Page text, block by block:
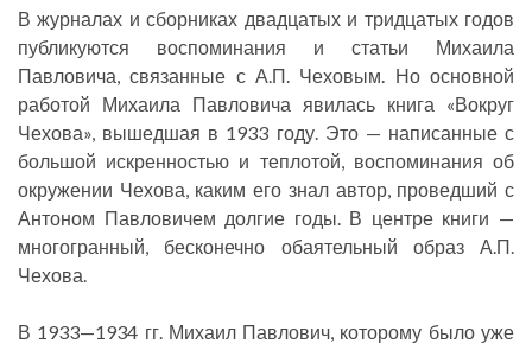
В журналах и сборниках двадцатых и тридцатых годов
публикуются воспоминания и статьи Михаила
Павловича, связанные с А.П. Чеховым. Но основной
работой Михаила Павловича явилась книга «Вокруг
Чехова», вышедшая в 1933 году. Это — написанные с
большой искренностью и теплотой, воспоминания об
окружении Чехова, каким его знал автор, проведший с
Антоном Павловичем долгие годы. В центре книги —
многогранный, бесконечно обаятельный образ А.П.
Чехова.
В 1933—1934 гг. Михаил Павлович, которому было уже